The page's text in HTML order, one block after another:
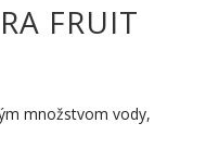
FRUIT
množstvom vody,